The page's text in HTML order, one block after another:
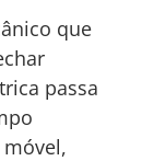
que
passa